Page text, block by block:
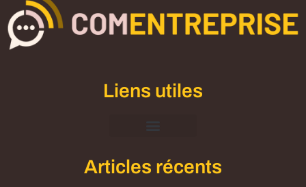
Liens utiles
Articles récents